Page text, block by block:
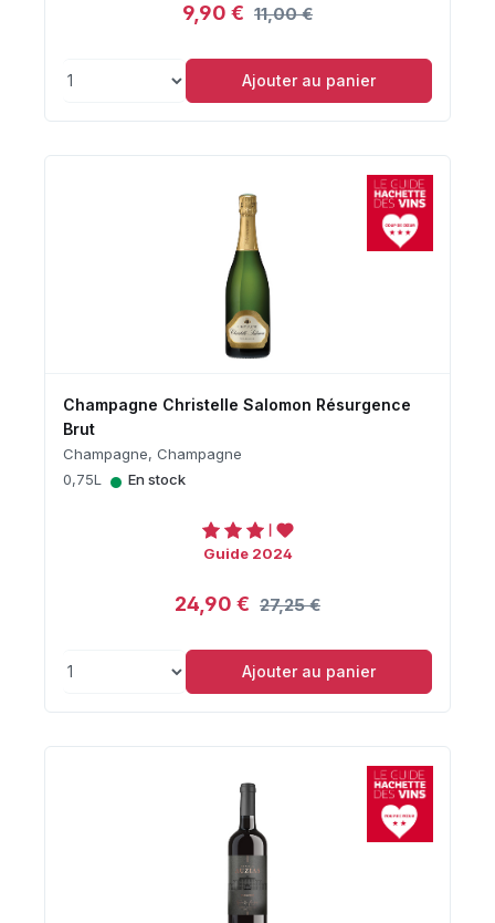
9,90 € 11,00 €
Ajouter au panier
Champagne Christelle Salomon Résurgence
Brut
Champagne, Champagne
0,75L
• En stock
Guide 2024
24,90 € 27,25 €
Ajouter au panier